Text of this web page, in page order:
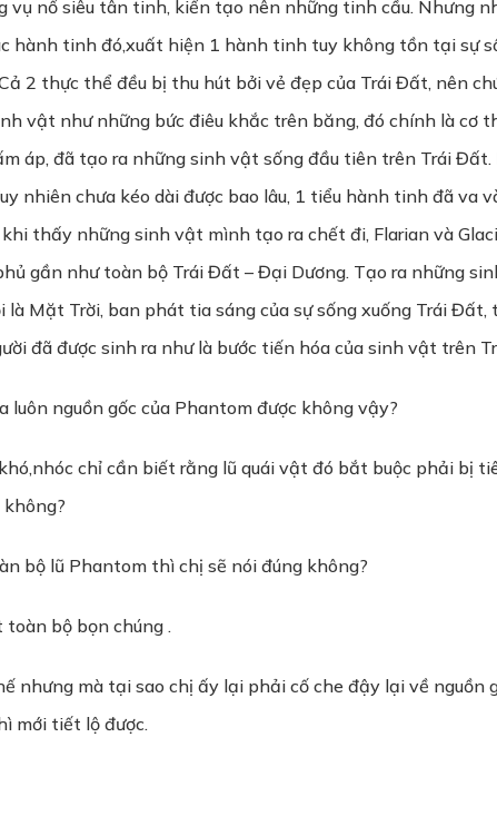
vụ nổ siêu tân tinh, kiến tạo nên những tinh cầu. Nhưng
hành tinh đó,xuất hiện 1 hành tinh tuy không tồn tại sự
2 thực thể đều bị thu hút bởi vẻ đẹp của Trái Đất, nên
vật như những bức điêu khắc trên băng, đó chính là cơ
áp, đã tạo ra những sinh vật sống đầu tiên trên Trái
nhiên chưa kéo dài được bao lâu, 1 tiểu hành tinh đã va
thấy những sinh vật mình tạo ra chết đi, Flarian và
gần như toàn bộ Trái Đất – Đại Dương. Tạo ra những
Mặt Trời, ban phát tia sáng của sự sống xuống Trái
đã được sinh ra như là bước tiến hóa của sinh vật trên
nguồn gốc của Phantom được không vậy?
chỉ cần biết rằng lũ quái vật đó bắt buộc phải bị
bộ lũ Phantom thì chị sẽ nói đúng không?
toàn bộ bọn chúng .
nhưng mà tại sao chị ấy lại phải cố che đậy lại về nguồn
mới tiết lộ được.